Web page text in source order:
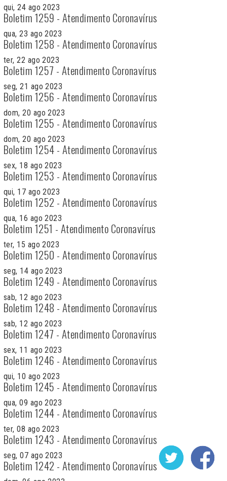
qui, 24 ago 2023
Boletim 1259 - Atendimento Coronavírus
qua, 23 ago 2023
Boletim 1258 - Atendimento Coronavírus
ter, 22 ago 2023
Boletim 1257 - Atendimento Coronavírus
seg, 21 ago 2023
Boletim 1256 - Atendimento Coronavírus
dom, 20 ago 2023
Boletim 1255 - Atendimento Coronavírus
dom, 20 ago 2023
Boletim 1254 - Atendimento Coronavírus
sex, 18 ago 2023
Boletim 1253 - Atendimento Coronavírus
qui, 17 ago 2023
Boletim 1252 - Atendimento Coronavírus
qua, 16 ago 2023
Boletim 1251 - Atendimento Coronavírus
ter, 15 ago 2023
Boletim 1250 - Atendimento Coronavírus
seg, 14 ago 2023
Boletim 1249 - Atendimento Coronavírus
sab, 12 ago 2023
Boletim 1248 - Atendimento Coronavírus
sab, 12 ago 2023
Boletim 1247 - Atendimento Coronavírus
sex, 11 ago 2023
Boletim 1246 - Atendimento Coronavírus
qui, 10 ago 2023
Boletim 1245 - Atendimento Coronavírus
qua, 09 ago 2023
Boletim 1244 - Atendimento Coronavírus
ter, 08 ago 2023
Boletim 1243 - Atendimento Coronavírus
seg, 07 ago 2023
Boletim 1242 - Atendimento Coronavírus